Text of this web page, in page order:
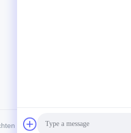
voorbehouden.